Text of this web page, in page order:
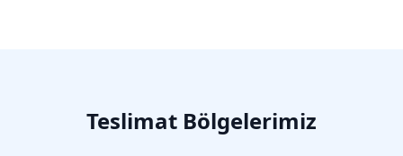
Teslimat Bölgelerimiz